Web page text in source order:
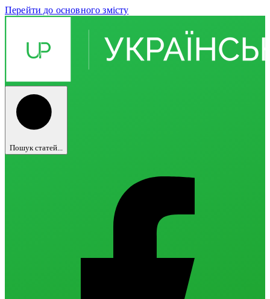
Перейти до основного змісту
Пошук статей...